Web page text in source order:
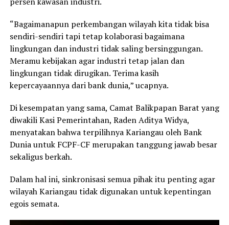
“Bagaimanapun perkembangan wilayah kita tidak bisa
sendiri-sendiri tapi tetap kolaborasi bagaimana
lingkungan dan industri tidak saling bersinggungan.
Meramu kebijakan agar industri tetap jalan dan
lingkungan tidak dirugikan. Terima kasih
kepercayaannya dari bank dunia,” ucapnya.
Di kesempatan yang sama, Camat Balikpapan Barat yang
diwakili Kasi Pemerintahan, Raden Aditya Widya,
menyatakan bahwa terpilihnya Kariangau oleh Bank
Dunia untuk FCPF-CF merupakan tanggung jawab besar
sekaligus berkah.
Dalam hal ini, sinkronisasi semua pihak itu penting agar
wilayah Kariangau tidak digunakan untuk kepentingan
egois semata.